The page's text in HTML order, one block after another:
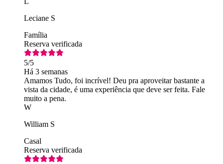
Leciane S
Família
Reserva verificada
5/5
Há 3 semanas
Amamos Tudo, foi incrível! Deu pra aproveitar bastante a
vista da cidade, é uma experiência que deve ser feita. Fale
muito a pena.
W
William S
Casal
Reserva verificada